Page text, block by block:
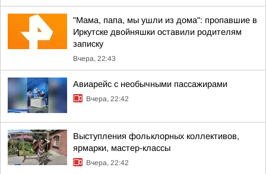
"Мама, папа, мы ушли из дома": пропавшие в
Иркутске двойняшки оставили родителям
записку
Вчера, 22:43
Авиарейс с необычными пассажирами
Вчера, 22:42
Выступления фольклорных коллективов,
ярмарки, мастер-классы
Вчера, 22:42